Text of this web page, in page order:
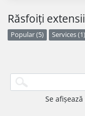
Răsfoiți
Popular (5) Services (1)
Se